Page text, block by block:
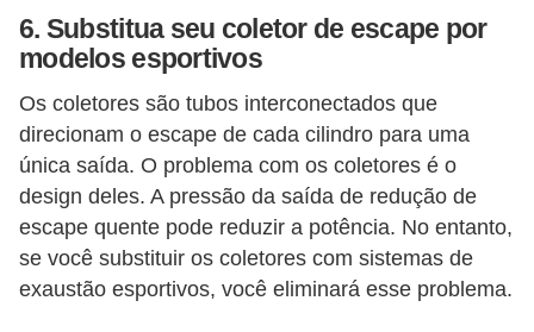
6. Substitua seu coletor de escape por
modelos esportivos
Os coletores são tubos interconectados que
direcionam o escape de cada cilindro para uma
única saída. O problema com os coletores é o
design deles. A pressão da saída de redução de
escape quente pode reduzir a potência. No entanto,
se você substituir os coletores com sistemas de
exaustão esportivos, você eliminará esse problema.